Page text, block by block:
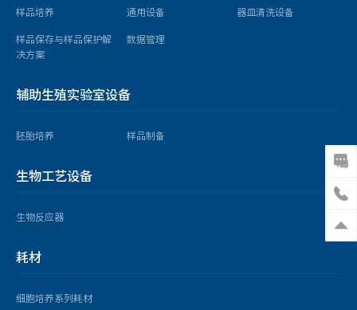
样品培养
通用设备
器皿清洗设备
样品保存与样品保护解
决方案
数据管理
辅助生殖实验室设备
胚胎培养 样品制备
生物工艺设备
生物反应器
耗材
细胞培养系列耗材